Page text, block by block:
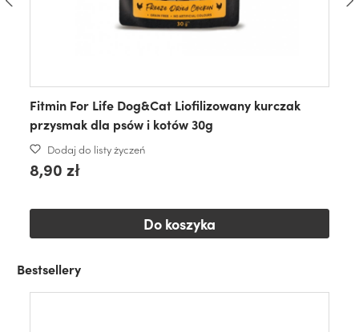
Fitmin For Life Dog&Cat Liofilizowany kurczak
przysmak dla psów i kotów 30g
Dodaj do listy życzeń
8,90 zł
Do koszyka
Bestsellery